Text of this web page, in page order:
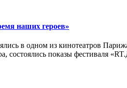
наших героев»
в одном из кинотеатров
состоялись показы фестиваля